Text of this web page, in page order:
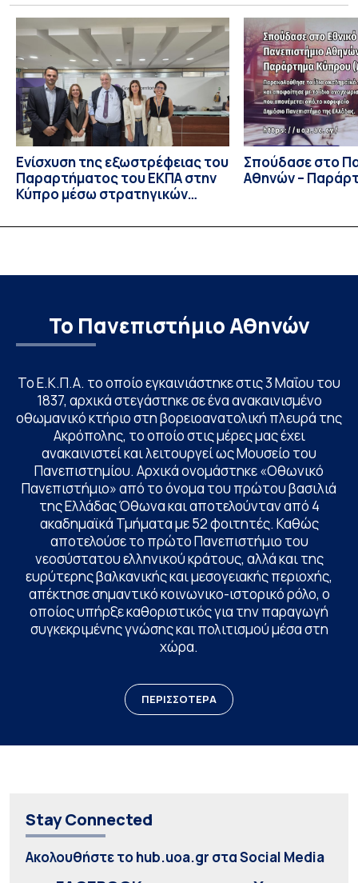
Ιουλίου στο Blagoevgrad της Βουλγαρίας. Σε αυτόν
συμμετείχαν 447 φοιτητές εκπροσωπώντας 135
πανεπιστήμια από 46 χώρες. Από την Ελλάδα, συμμετείχαν
επίσης το Εθνικό Μετσόβιο Πολυτεχνείο, το Αριστοτέλειο
Πανεπιστήμιο […]
Ενίσχυση της εξωστρέφειας του
Παραρτήματος του ΕΚΠΑ στην
Κύπρο μέσω στρατηγικών
Σπούδασε στο
Αθηνών –
Το Πανεπιστήμιο Αθηνών
Το Ε.Κ.Π.Α. το οποίο εγκαινιάστηκε στις 3 Μαΐου του
1837, αρχικά στεγάστηκε σε ένα ανακαινισμένο
οθωμανικό κτήριο στη βορειοανατολική πλευρά της
Ακρόπολης, το οποίο στις μέρες μας έχει
ανακαινιστεί και λειτουργεί ως Μουσείο του
Πανεπιστημίου. Αρχικά ονομάστηκε «Οθωνικό
Πανεπιστήμιο» από το όνομα του πρώτου βασιλιά
της Ελλάδας Όθωνα και αποτελούνταν από 4
ακαδημαϊκά Τμήματα με 52 φοιτητές. Καθώς
αποτελούσε το πρώτο Πανεπιστήμιο του
νεοσύστατου ελληνικού κράτους, αλλά και της
ευρύτερης βαλκανικής και μεσογειακής περιοχής,
απέκτησε σημαντικό κοινωνικο-ιστορικό ρόλο, ο
οποίος υπήρξε καθοριστικός για την παραγωγή
συγκεκριμένης γνώσης και πολιτισμού μέσα στη
χώρα.
ΠΕΡΙΣΣΟΤΕΡΑ
Stay Connected
Ακολουθήστε το hub.uoa.gr στα Social Media